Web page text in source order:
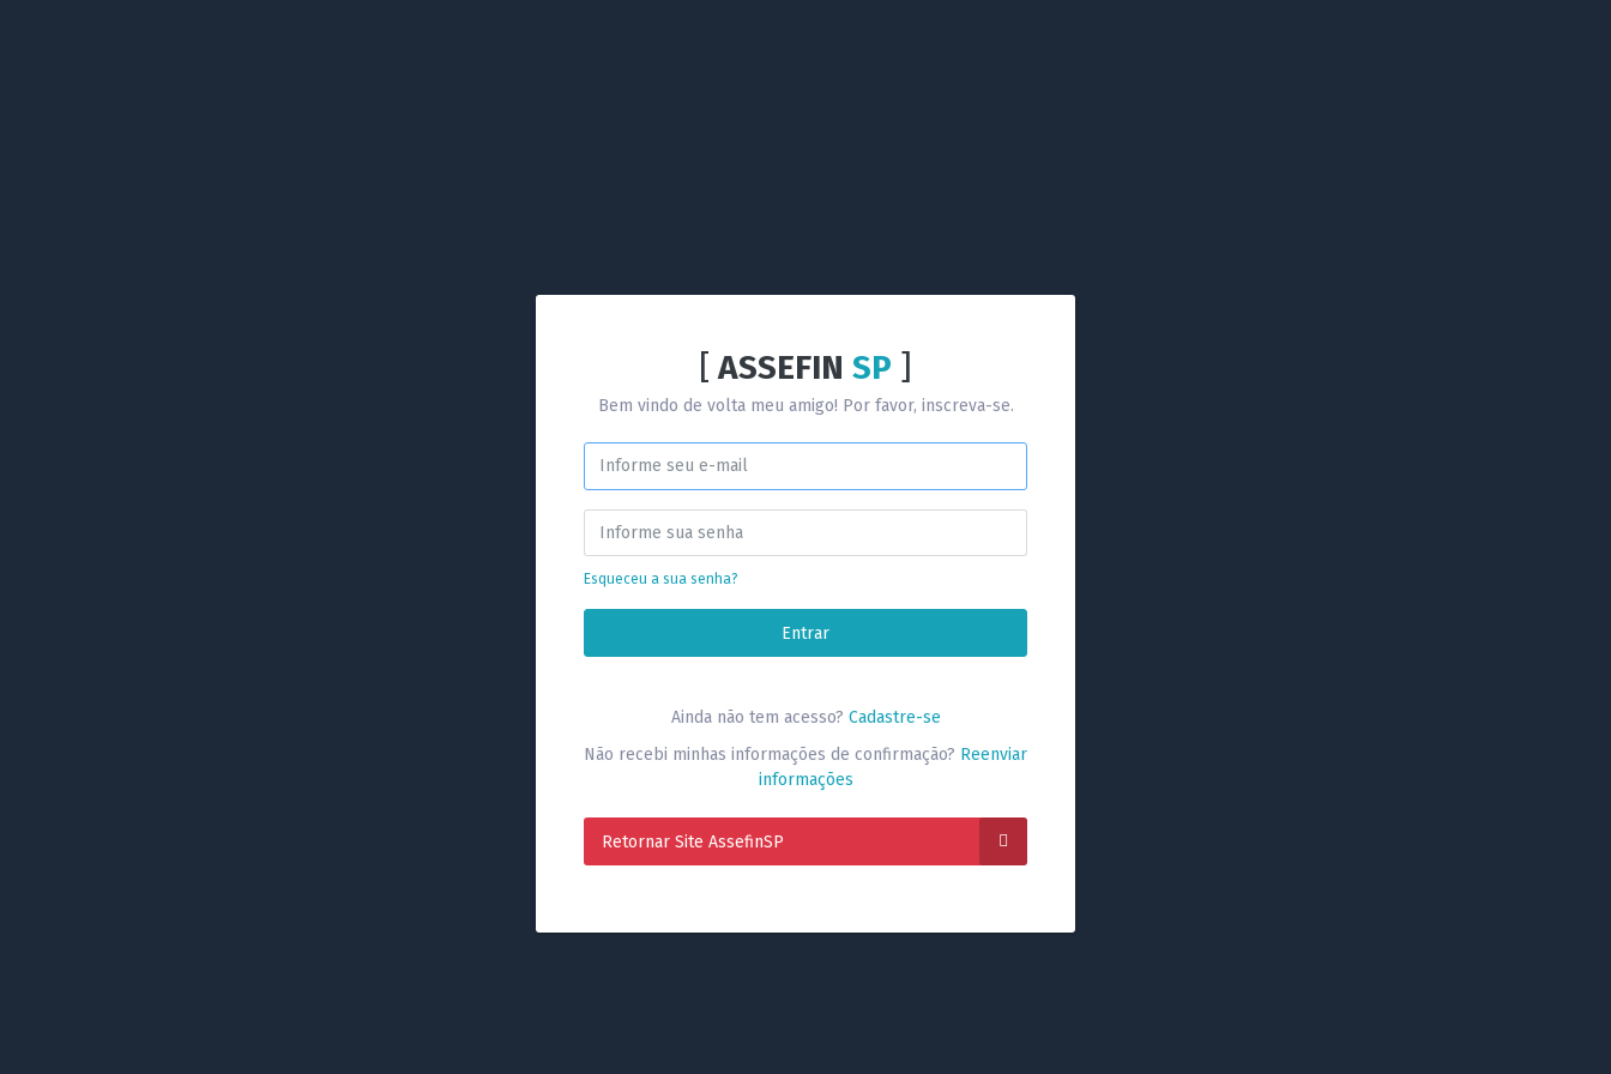
[ ASSEFIN SP ]
Bem vindo de volta meu amigo! Por favor, inscreva-se.
Esqueceu a sua senha?
Ainda não tem acesso? Cadastre-se
Não recebi minhas informações de confirmação? Reenviar
informações
Retornar Site AssefinSP